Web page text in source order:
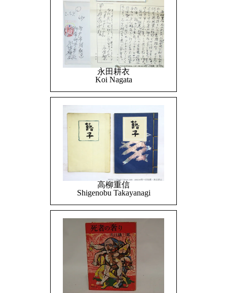
永田耕衣
Koi Nagata
高柳重信
Shigenobu Takayanagi